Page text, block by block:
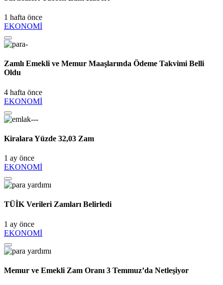
1 hafta önce
EKONOMİ
Zamlı Emekli ve Memur Maaşlarında Ödeme Takvimi Belli
Oldu
4 hafta önce
EKONOMİ
Kiralara Yüzde 32,03 Zam
1 ay önce
EKONOMİ
TÜİK Verileri Zamları Belirledi
1 ay önce
EKONOMİ
Memur ve Emekli Zam Oranı 3 Temmuz’da Netleşiyor